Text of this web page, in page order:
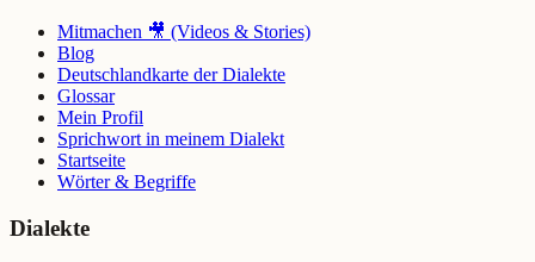
Mitmachen 🎥 (Videos & Stories)
Blog
Deutschlandkarte der Dialekte
Glossar
Mein Profil
Sprichwort in meinem Dialekt
Startseite
Wörter & Begriffe
Dialekte